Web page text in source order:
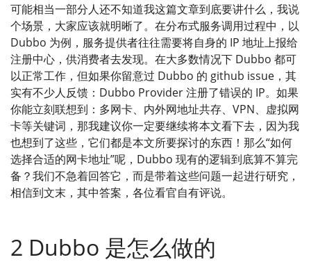
可能相当一部分人还不知道我这篇文章到底要讲什么，我说
个场景，大家应该就明晰了。在分布式服务调用过程中，以
Dubbo 为例，服务提供者往往需要将自身的 IP 地址上报给
注册中心，供消费者去发现。在大多数情况下 Dubbo 都可
以正常工作，但如果你留意过 Dubbo 的 github issue，其
实有不少人反馈：Dubbo Provider 注册了错误的 IP。如果
你能立刻联想到：多网卡、内外网地址共存、VPN、虚拟网
卡等关键词，那我建议你一定要继续将本文看下去，因为我
也想到了这些，它们都是本文所要探讨的东西！那么“如何
选择合适的网卡地址”呢，Dubbo 现有的逻辑到底算不算完
备？我们不急着回答它，而是带着这些问题一起进行研究，
相信到文末，其中答案，各位看官自有评说。
2 Dubbo 是怎么做的